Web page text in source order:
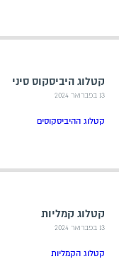
קטלוג היביסקוס סיני
13 בפברואר 2024
קטלוג ההיביסקוסים
קטלוג קמליות
13 בפברואר 2024
קטלוג הקמליות